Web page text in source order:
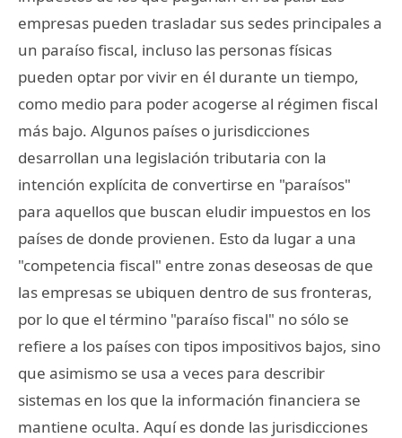
empresas pueden trasladar sus sedes principales a
un paraíso fiscal, incluso las personas físicas
pueden optar por vivir en él durante un tiempo,
como medio para poder acogerse al régimen fiscal
más bajo. Algunos países o jurisdicciones
desarrollan una legislación tributaria con la
intención explícita de convertirse en "paraísos"
para aquellos que buscan eludir impuestos en los
países de donde provienen. Esto da lugar a una
"competencia fiscal" entre zonas deseosas de que
las empresas se ubiquen dentro de sus fronteras,
por lo que el término "paraíso fiscal" no sólo se
refiere a los países con tipos impositivos bajos, sino
que asimismo se usa a veces para describir
sistemas en los que la información financiera se
mantiene oculta. Aquí es donde las jurisdicciones